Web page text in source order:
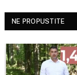
NE PROPUSTITE